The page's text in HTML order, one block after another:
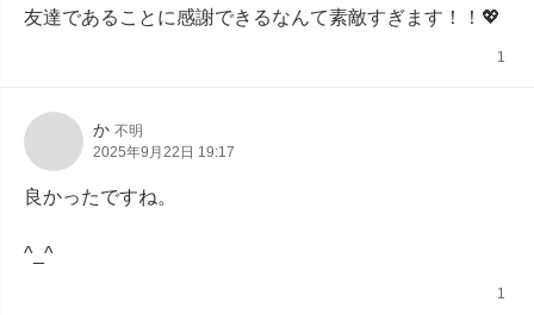
友達であることに感謝できるなんて素敵すぎます！！💖
1
か 不明
2025年9月22日 19:17
良かったですね。
^⁠_⁠^
1